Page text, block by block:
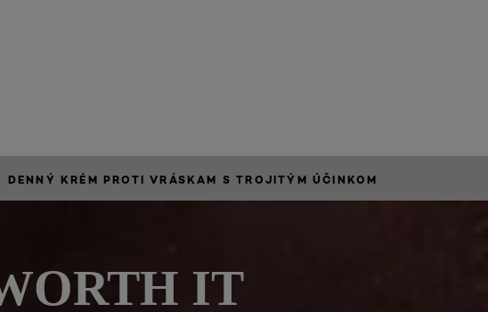
DENNÝ KRÉM PROTI VRÁSKAM S TROJITÝM ÚČINKOM
IT